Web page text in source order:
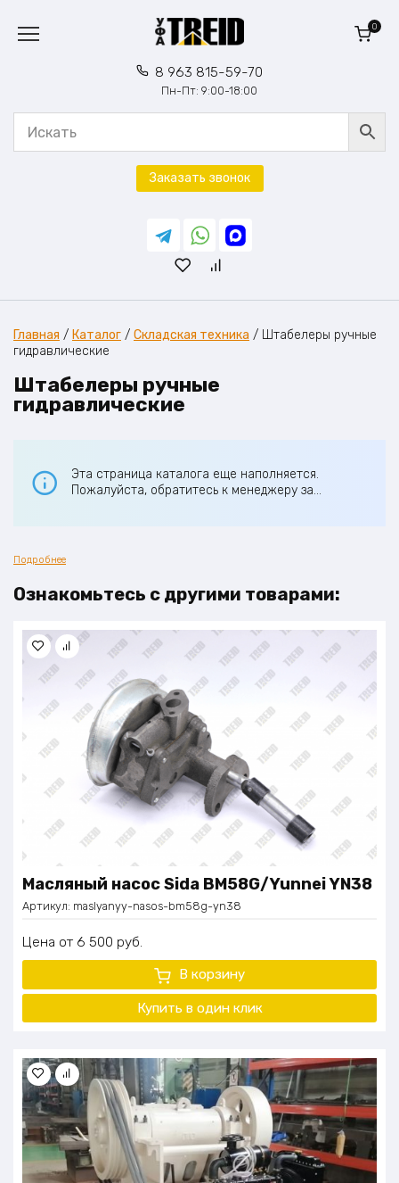
содержанию
8 963 815-59-70
Пн-Пт: 9:00-18:00
0
Заказать звонок
Главная / Каталог / Складская техника / Штабелеры ручные
гидравлические
Штабелеры ручные
гидравлические
Эта страница каталога еще наполняется.
Пожалуйста, обратитесь к менеджеру за
Подробнее
Ознакомьтесь с другими товарами:
Масляный насос Sida BM58G/Yunnei YN38
Артикул: maslyanyy-nasos-bm58g-yn38
Цена 6 500 руб.
В корзину
Купить в один клик